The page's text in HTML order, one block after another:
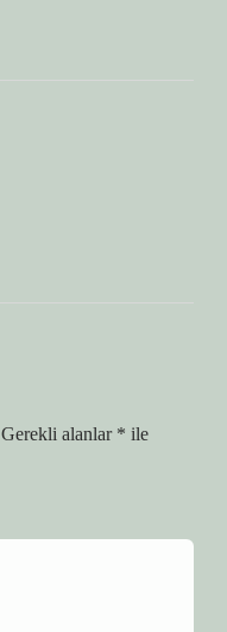
Gerekli alanlar * ile